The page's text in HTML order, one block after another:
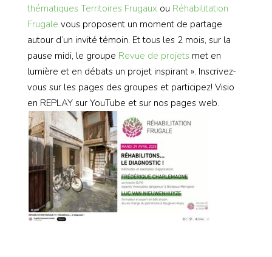
thématiques Territoires Frugaux ou Réhabilitation
Frugale vous proposent un moment de partage
autour d’un invité témoin. Et tous les 2 mois, sur la
pause midi, le groupe Revue de projets met en
lumière et en débats un projet inspirant ». Inscrivez-
vous sur les pages des groupes et participez! Visio
en REPLAY sur YouTube et sur nos pages web.